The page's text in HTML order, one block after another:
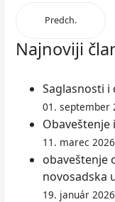
Predch.
Najnoviji
Saglasnosti i
01. september
Оbaveštenje
11. marec 2026
obaveštenje
novosadska
19. január 2026